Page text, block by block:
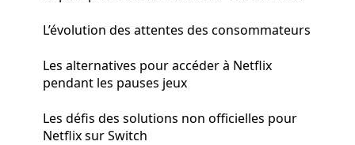
L’évolution des attentes des consommateurs
Les alternatives pour accéder à Netflix
pendant les pauses jeux
Les défis des solutions non officielles pour
Netflix sur Switch